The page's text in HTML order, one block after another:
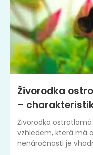
Živorodka
–
Živorodka
vzhledem, která má
nenáročnosti je